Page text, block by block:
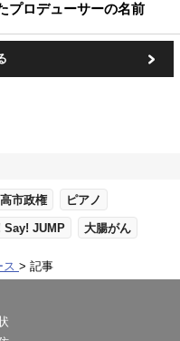
プロデューサーの名前
高市政権 ピアノ
Say! JUMP 大腸がん
ス 記事